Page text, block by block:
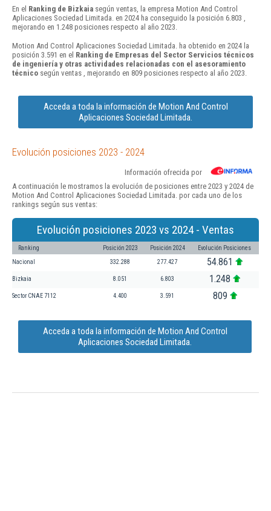
En el Ranking de Bizkaia según ventas, la empresa Motion And Control
Aplicaciones Sociedad Limitada. en 2024 ha conseguido la posición 6.803 ,
mejorando en 1.248 posiciones respecto al año 2023.
Motion And Control Aplicaciones Sociedad Limitada. ha obtenido en 2024 la
posición 3.591 en el Ranking de Empresas del Sector Servicios técnicos
de ingeniería y otras actividades relacionadas con el asesoramiento
técnico según ventas , mejorando en 809 posiciones respecto al año 2023.
Acceda a toda la información de Motion And Control
Aplicaciones Sociedad Limitada.
Evolución posiciones 2023 - 2024
Información ofrecida por
A continuación le mostramos la evolución de posiciones entre 2023 y 2024 de
Motion And Control Aplicaciones Sociedad Limitada. por cada uno de los
rankings según sus ventas:
Evolución posiciones 2023 vs 2024 - Ventas
Ranking Posición 2023 Posición 2024 Evolución Posiciones
Nacional 332.288 277.427 54.861
Bizkaia 8.051 6.803 1.248
Sector CNAE 7112 4.400 3.591 809
Acceda a toda la información de Motion And Control
Aplicaciones Sociedad Limitada.